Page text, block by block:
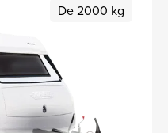
De 2000 kg